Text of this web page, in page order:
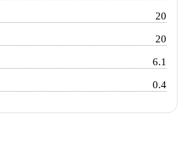
20
20
6.1
0.4